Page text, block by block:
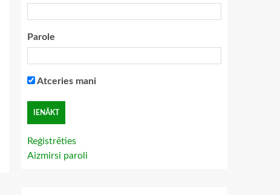
Parole
Atceries mani
Reģistrēties
Aizmirsi paroli